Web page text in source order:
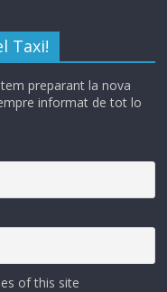
Taxi!
preparant la nova
informat de tot lo
of this site